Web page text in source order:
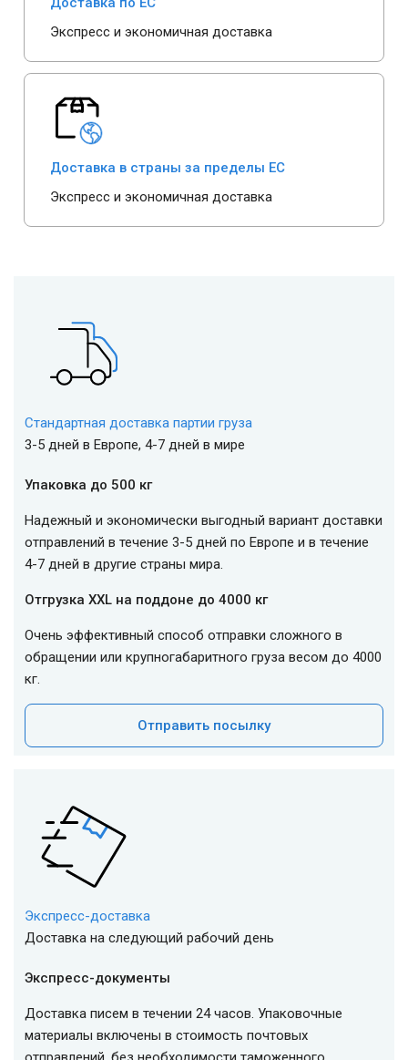
Экспресс и экономичная доставка
Доставка в страны за пределы ЕС
Экспресс и экономичная доставка
Стандартная доставка партии груза
3-5 дней в Европе, 4-7 дней в мире
Упаковка до 500 кг
Надежный и экономически выгодный вариант доставки
отправлений в течение 3-5 дней по Европе и в течение
4-7 дней в другие страны мира.
Отгрузка XXL на поддоне до 4000 кг
Очень эффективный способ отправки сложного в
обращении или крупногабаритного груза весом до 4000
кг.
Отправить посылку
Экспресс-доставка
Доставка на следующий рабочий день
Экспресс-документы
Доставка писем в течении 24 часов. Упаковочные
материалы включены в стоимость почтовых